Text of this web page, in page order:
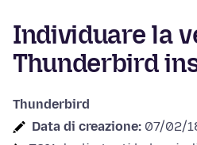
Individuare la
Thunderbird
Thunderbird
Data di creazione: 07/02/